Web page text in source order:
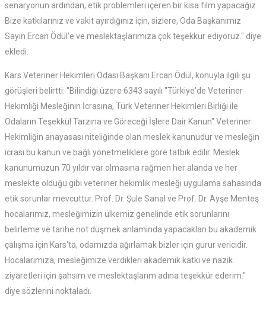
senaryonun ardından, etik problemleri içeren bir kısa film yapacağız.
Bize katkılarınız ve vakit ayırdığınız için, sizlere, Oda Başkanımız
Sayın Ercan Ödül'e ve meslektaşlarımıza çok teşekkür ediyoruz." diye
ekledi.
Kars Veteriner Hekimleri Odası Başkanı Ercan Ödül, konuyla ilgili şu
görüşleri belirtti: "Bilindiği üzere 6343 sayılı "Türkiye'de Veteriner
Hekimliği Mesleğinin İcrasına, Türk Veteriner Hekimleri Birliği ile
Odaların Teşekkül Tarzına ve Göreceği İşlere Dair Kanun" Veteriner
Hekimliğin anayasası niteliğinde olan meslek kanunudur ve mesleğin
icrası bu kanun ve bağlı yönetmeliklere göre tatbik edilir. Meslek
kanunumuzun 70 yıldır var olmasına rağmen her alanda ve her
meslekte olduğu gibi veteriner hekimlik mesleği uygulama sahasında
etik sorunlar mevcuttur. Prof. Dr. Şule Sanal ve Prof. Dr. Ayşe Menteş
hocalarımız, mesleğimizin ülkemiz genelinde etik sorunlarını
belirleme ve tarihe not düşmek anlamında yapacakları bu akademik
çalışma için Kars'ta, odamızda ağırlamak bizler için gurur vericidir.
Hocalarımıza, mesleğimize verdikleri akademik katkı ve nazik
ziyaretleri için şahsım ve meslektaşlarım adına teşekkür ederim."
diye sözlerini noktaladı.